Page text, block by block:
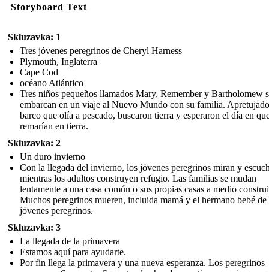
Storyboard Text
Skluzavka: 1
Tres jóvenes peregrinos de Cheryl Harness
Plymouth, Inglaterra
Cape Cod
océano Atlántico
Tres niños pequeños llamados Mary, Remember y Bartholomew
embarcan en un viaje al Nuevo Mundo con su familia.
barco que olía a pescado, buscaron tierra y esperaron el día en
remarían en tierra.
Skluzavka: 2
Un duro invierno
Con la llegada del invierno, los jóvenes peregrinos miran y
mientras los adultos construyen refugio. Las familias se mudan
lentamente a una casa común o sus propias casas a medio
Muchos peregrinos mueren, incluida mamá y el hermano bebé de
jóvenes peregrinos.
Skluzavka: 3
La llegada de la primavera
Estamos aquí para ayudarte.
Por fin llega la primavera y una nueva esperanza. Los peregrinos